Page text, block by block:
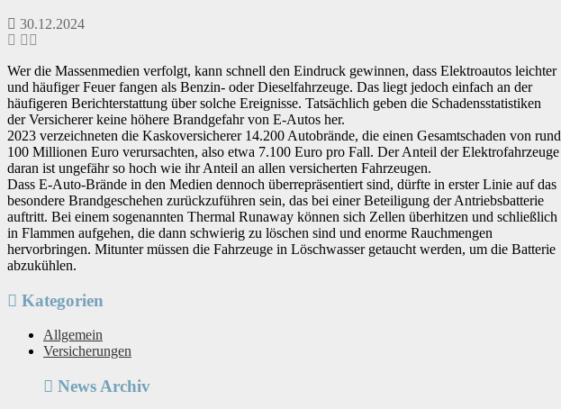
30.12.2024
Wer die Massenmedien verfolgt, kann schnell den Eindruck gewinnen, dass Elektroautos leichter
und häufiger Feuer fangen als Benzin- oder Dieselfahrzeuge. Das liegt jedoch einfach an der
häufigeren Berichterstattung über solche Ereignisse. Tatsächlich geben die Schadensstatistiken
der Versicherer keine höhere Brandgefahr von E-Autos her.
2023 verzeichneten die Kaskoversicherer 14.200 Autobrände, die einen Gesamtschaden von rund
100 Millionen Euro verursachten, also etwa 7.100 Euro pro Fall. Der Anteil der Elektrofahrzeuge
daran ist ungefähr so hoch wie ihr Anteil an allen versicherten Fahrzeugen.
Dass E-Auto-Brände in den Medien dennoch überrepräsentiert sind, dürfte in erster Linie auf das
besondere Brandgeschehen zurückzuführen sein, das bei einer Beteiligung der Antriebsbatterie
auftritt. Bei einem sogenannten Thermal Runaway können sich Zellen überhitzen und schließlich
in Flammen aufgehen, die dann schwierig zu löschen sind und enorme Rauchmengen
hervorbringen. Mitunter müssen die Fahrzeuge in Löschwasser getaucht werden, um die Batterie
abzukühlen.
Kategorien
Allgemein
Versicherungen
News Archiv